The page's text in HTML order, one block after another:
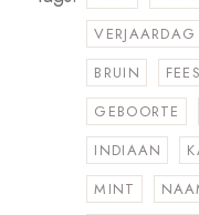
VERJAARDAG
BRUIN
GEBOORTE
INDIAAN
MINT